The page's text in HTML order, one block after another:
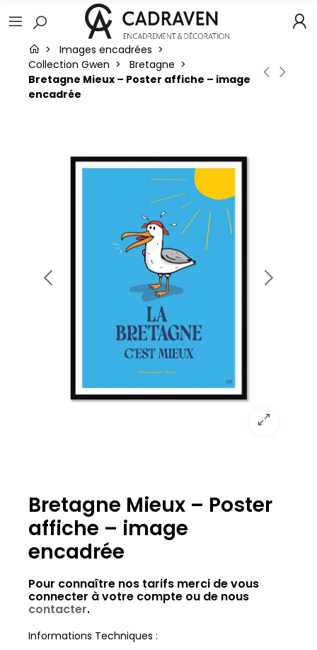
Images encadrées
Collection Gwen
Bretagne
Bretagne Mieux – Poster affiche – image
encadrée
Bretagne Mieux – Poster
affiche – image
encadrée
Pour connaître nos tarifs merci de vous
connecter à votre compte ou de nous
contacter.
Informations Techniques :